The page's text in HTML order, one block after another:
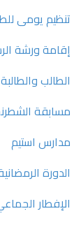
تنظيم يومى
إقامة ورشة
الطالب
مسابقة
مدارس استيم
الدورة
الإفطار